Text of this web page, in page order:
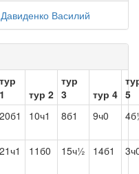
Давиденко Василий
тур
1
тур 2
тур
3
тур 4 5
20б1 10ч1 8б1 9ч0
21ч1 11б0 15ч½ 14б1